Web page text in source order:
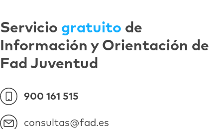
Servicio gratuito de
Información y Orientación de
Fad Juventud
900 161 515
consultas@fad.es